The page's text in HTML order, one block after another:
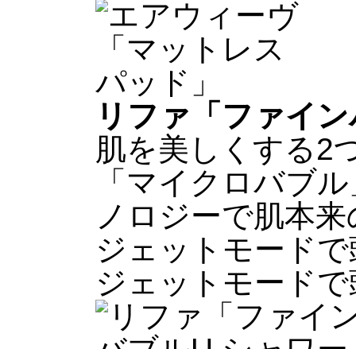
リファ「ファイ
肌を美しくする2
「マイクロバブ
ノロジーで肌本
ジェットモード
ジェットモード